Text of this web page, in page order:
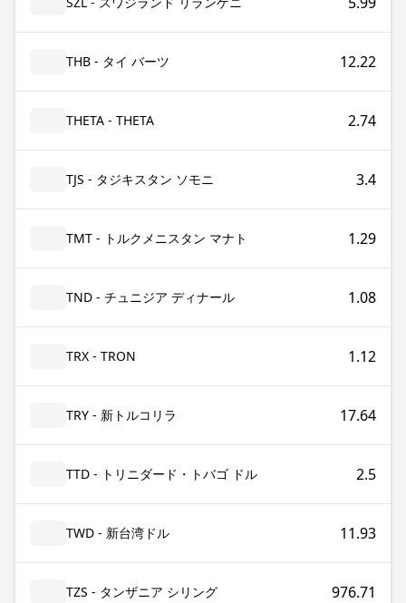
THB - タイ バーツ 12.22
THETA - THETA 2.74
TJS - タジキスタン ソモニ 3.4
TMT - トルクメニスタン マナト 1.29
TND - チュニジア ディナール 1.08
TRX - TRON 1.12
TRY - 新トルコリラ 17.64
TTD - トリニダード・トバゴ ドル 2.5
TWD - 新台湾ドル 11.93
TZS - タンザニア シリング 976.71